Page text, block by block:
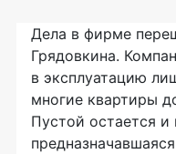
Дела в фирме
Грядовкина.
в эксплуатацию
многие квартиры
Пустой остается и